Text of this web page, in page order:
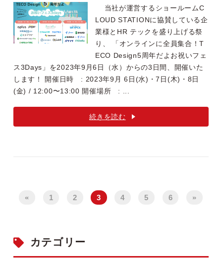
当社が運営するショールームC
LOUD STATIONに協賛している企
業様とHR テックを盛り上げる祭
り、 「オンラインに全員集合！T
ECO Design5周年だよお祝いフェ
ス3Days」を2023年9月6日（水）からの3日間、開催いた
します！ 開催日時 : 2023年9月 6日(水)・7日(木)・8日
(金) / 12:00〜13:00 開催場所 : ...
続きを読む
« 1 2 3 4 5 6 »
カテゴリー